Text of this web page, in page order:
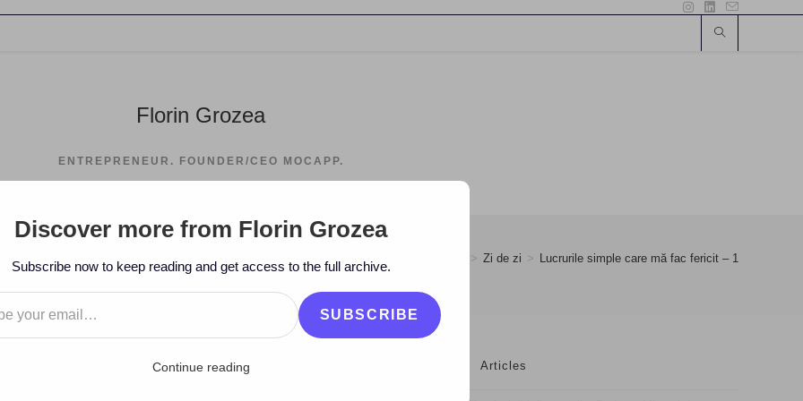
Florin Grozea
ENTREPRENEUR. FOUNDER/CEO MOCAPP.
> 2007 > > Zi de zi > Lucrurile simple care mă fac fericit – 1
fac fericit – 1 Articles
Discover more from Florin Grozea
Subscribe now to keep reading and get access to the full archive.
SUBSCRIBE
Continue reading